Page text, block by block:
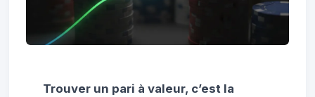
Trouver un pari à valeur, c’est la